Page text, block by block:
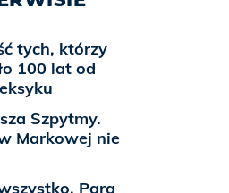
tych, którzy
100 lat od
Szpytmy.
Markowej nie
Para